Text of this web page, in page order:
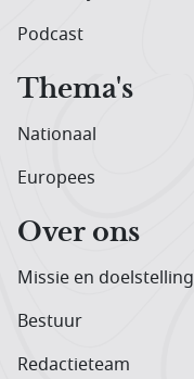
Podcast
Thema's
Nationaal
Europees
Over ons
Missie en doelstelling
Bestuur
Redactieteam